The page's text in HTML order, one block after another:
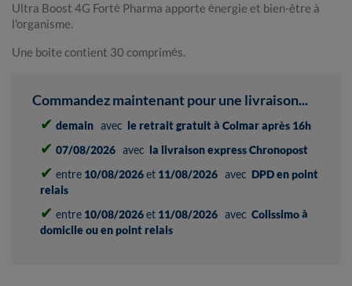
Ultra Boost 4G Forté Pharma apporte énergie et bien-être à
l'organisme.
Une boite contient 30 comprimés.
Commandez maintenant pour une livraison...
✔ demain avec le retrait gratuit à Colmar après 16h
✔ 07/08/2026 avec la livraison express Chronopost
✔ entre 10/08/2026et 11/08/2026 avec DPD en point
relais
✔ entre 10/08/2026et 11/08/2026 avec Colissimo à
domicile ou en point relais